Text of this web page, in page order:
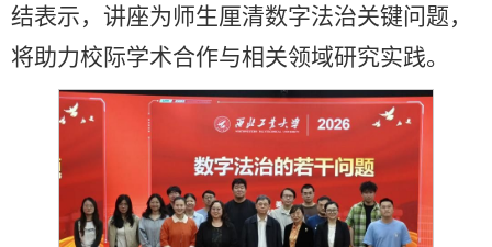
结表示，讲座为师生厘清数字法治关键问题，
将助力校际学术合作与相关领域研究实践。